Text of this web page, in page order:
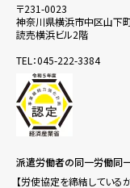
〒231-0023
神奈川県横浜市中区山下
読売横浜ビル2階
TEL：045-222-3384
派遣労働者の同一労働同
【労使協定を締結している